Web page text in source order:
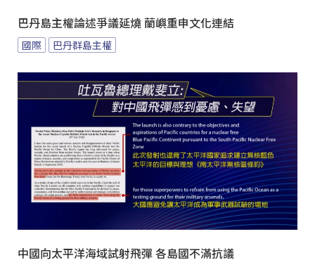
巴丹島主權論述爭議延燒 蘭嶼重申文化連結
國際 巴丹群島主權
中國向太平洋海域試射飛彈 各島國不滿抗議